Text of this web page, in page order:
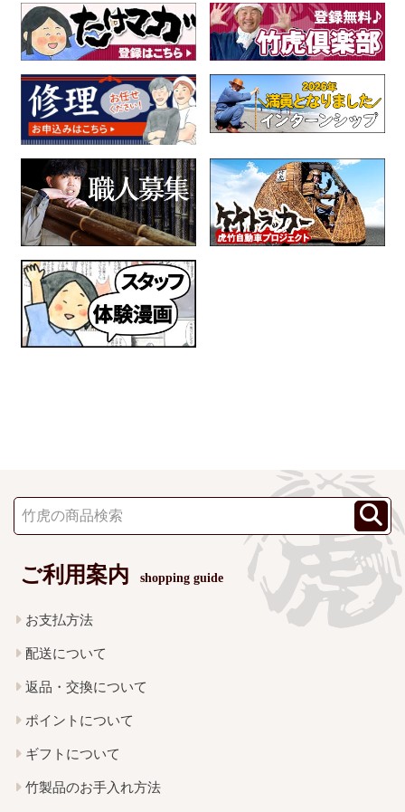
ご利用案内 shopping guide
お支払方法
配送について
返品・交換について
ポイントについて
ギフトについて
竹製品のお手入れ方法